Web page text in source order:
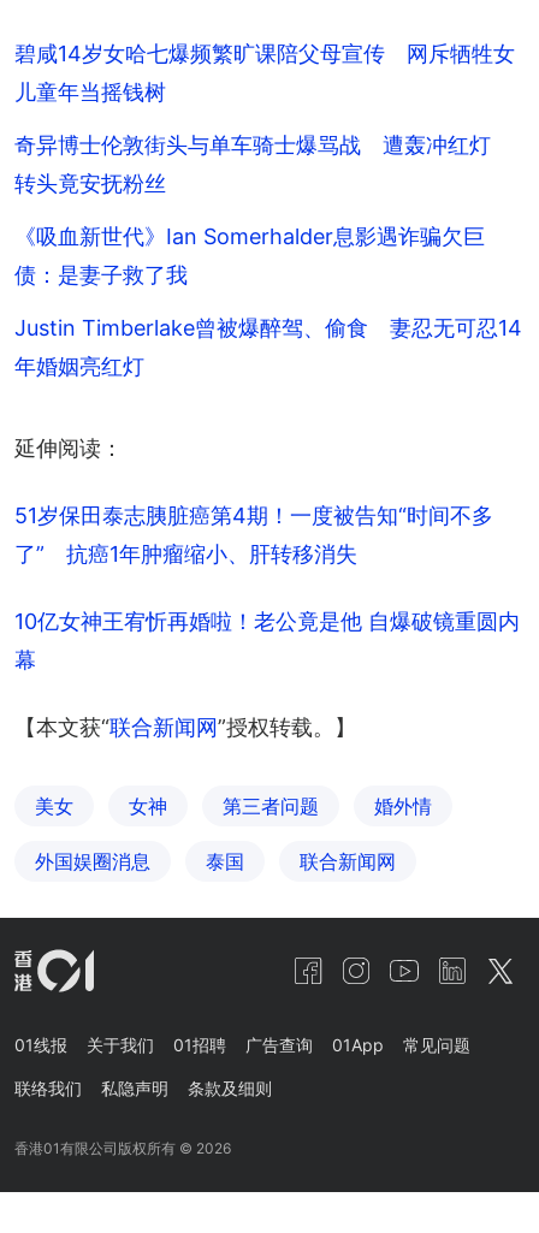
碧咸14岁女哈七爆频繁旷课陪父母宣传 网斥牺牲女
儿童年当摇钱树
奇异博士伦敦街头与单车骑士爆骂战 遭轰冲红灯
转头竟安抚粉丝
《吸血新世代》Ian Somerhalder息影遇诈骗欠巨
债：是妻子救了我
Justin Timberlake曾被爆醉驾、偷食 妻忍无可忍14
年婚姻亮红灯
延伸阅读：
51岁保田泰志胰脏癌第4期！一度被告知“时间不多
了”　抗癌1年肿瘤缩小、肝转移消失
10亿女神王宥忻再婚啦！老公竟是他 自爆破镜重圆内
幕
【本文获“联合新闻网”授权转载。】
美女 女神 第三者问题 婚外情
外国娱圈消息 泰国 联合新闻网
01线报 关于我们 01招聘 广告查询 01App 常见问题
联络我们 私隐声明 条款及细则
香港01有限公司版权所有 © 2026